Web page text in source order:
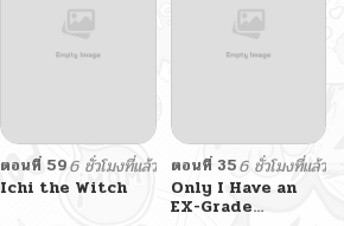
ตอนที่ 596 ชั่วโมงที่แล้ว
Ichi the Witch
ตอนที่ 356 ชั่วโมงที่แล้ว
Only I Have an
EX-Grade